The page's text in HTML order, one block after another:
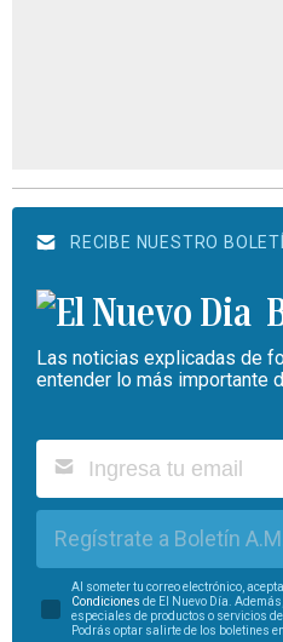
RECIBE NUESTRO
Las noticias explicadas de
entender lo más importante
Regístrate a Boletín
Al someter tu correo electrónico,
Condiciones de El Nuevo Día.
especiales de productos o servicios
Podrás optar salirte de los boletines